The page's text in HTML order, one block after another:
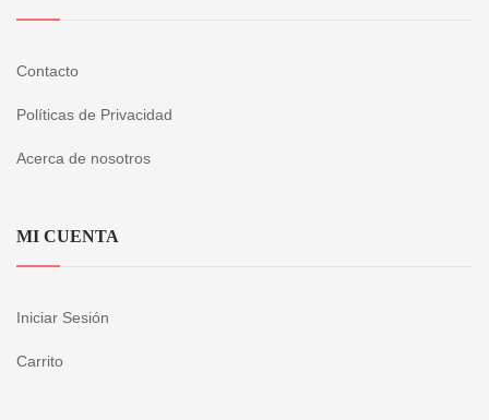
Contacto
Políticas de Privacidad
Acerca de nosotros
MI CUENTA
Iniciar Sesión
Carrito